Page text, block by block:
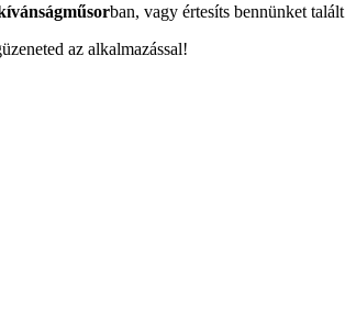
ban, vagy értesíts bennünket talált
az alkalmazással!